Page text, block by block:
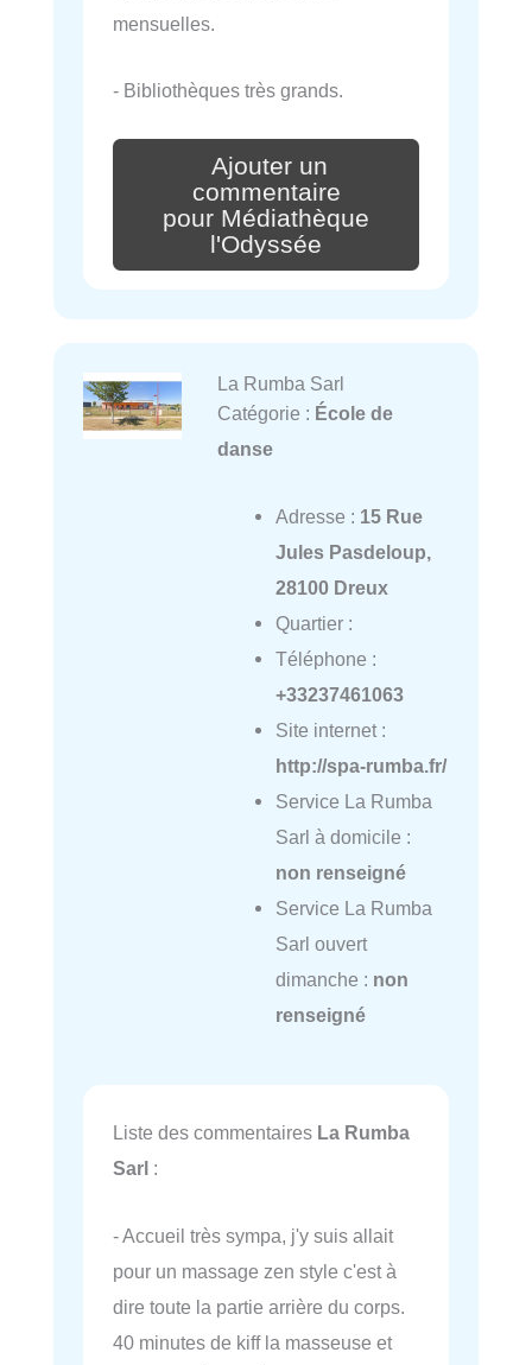
mensuelles.
- Bibliothèques très grands.
Ajouter un
commentaire
pour Médiathèque
l'Odyssée
La Rumba Sarl
Catégorie : École de
danse
Adresse : 15 Rue
Jules Pasdeloup,
28100 Dreux
Quartier :
Téléphone :
+33237461063
Site internet :
http://spa-rumba.fr/
Service La Rumba
Sarl à domicile :
non renseigné
Service La Rumba
Sarl ouvert
dimanche : non
renseigné
Liste des commentaires La Rumba
Sarl :
- Accueil très sympa, j'y suis allait
pour un massage zen style c'est à
dire toute la partie arrière du corps.
40 minutes de kiff la masseuse et